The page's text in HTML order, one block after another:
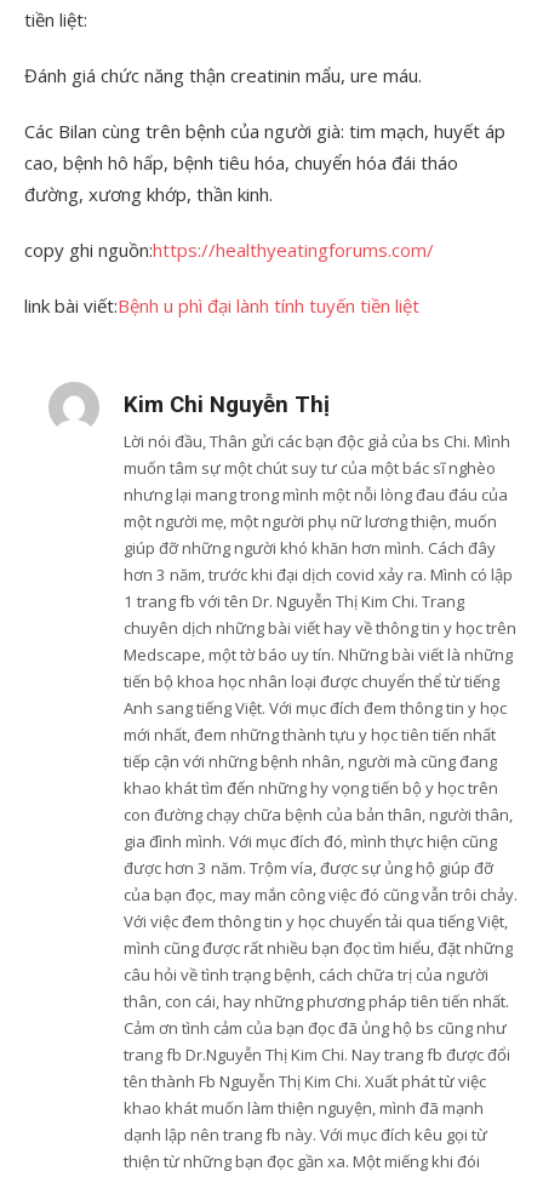
tiền liệt:
Đánh giá chức năng thận creatinin mẩu, ure máu.
Các Bilan cùng trên bệnh của người già: tim mạch, huyết áp
cao, bệnh hô hấp, bệnh tiêu hóa, chuyển hóa đái tháo
đường, xương khớp, thần kinh.
copy ghi nguồn:https://healthyeatingforums.com/
link bài viết:Bệnh u phì đại lành tính tuyến tiền liệt
Kim Chi Nguyễn Thị
Lời nói đầu, Thân gửi các bạn độc giả của bs Chi. Mình
muốn tâm sự một chút suy tư của một bác sĩ nghèo
nhưng lại mang trong mình một nỗi lòng đau đáu của
một người mẹ, một người phụ nữ lương thiện, muốn
giúp đỡ những người khó khăn hơn mình. Cách đây
hơn 3 năm, trước khi đại dịch covid xảy ra. Mình có lập
1 trang fb với tên Dr. Nguyễn Thị Kim Chi. Trang
chuyên dịch những bài viết hay về thông tin y học trên
Medscape, một tờ báo uy tín. Những bài viết là những
tiến bộ khoa học nhân loại được chuyển thể từ tiếng
Anh sang tiếng Việt. Với mục đích đem thông tin y học
mới nhất, đem những thành tựu y học tiên tiến nhất
tiếp cận với những bệnh nhân, người mà cũng đang
khao khát tìm đến những hy vọng tiến bộ y học trên
con đường chạy chữa bệnh của bản thân, người thân,
gia đình mình. Với mục đích đó, mình thực hiện cũng
được hơn 3 năm. Trộm vía, được sự ủng hộ giúp đỡ
của bạn đọc, may mắn công việc đó cũng vẫn trôi chảy.
Với việc đem thông tin y học chuyển tải qua tiếng Việt,
mình cũng được rất nhiều bạn đọc tìm hiểu, đặt những
câu hỏi về tình trạng bệnh, cách chữa trị của người
thân, con cái, hay những phương pháp tiên tiến nhất.
Cảm ơn tình cảm của bạn đọc đã ủng hộ bs cũng như
trang fb Dr.Nguyễn Thị Kim Chi. Nay trang fb được đổi
tên thành Fb Nguyễn Thị Kim Chi. Xuất phát từ việc
khao khát muốn làm thiện nguyện, mình đã mạnh
dạnh lập nên trang fb này. Với mục đích kêu gọi từ
thiện từ những bạn đọc gần xa. Một miếng khi đói